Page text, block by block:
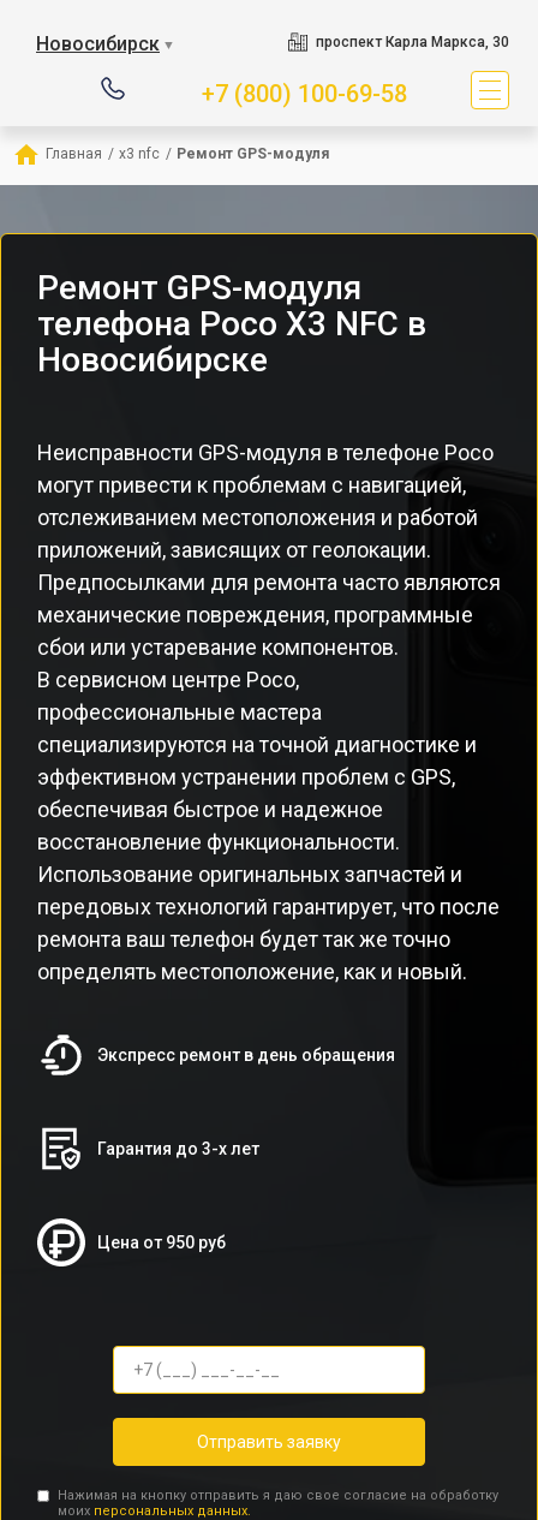
Новосибирск ▼ проспект Карла Маркса, 30
+7 (800) 100-69-58
Главная / x3 nfc / Ремонт GPS-модуля
Ремонт GPS-модуля
телефона Poco X3 NFC в
Новосибирске
Неисправности GPS-модуля в телефоне Poco
могут привести к проблемам с навигацией,
отслеживанием местоположения и работой
приложений, зависящих от геолокации.
Предпосылками для ремонта часто являются
механические повреждения, программные
сбои или устаревание компонентов.
В сервисном центре Poco,
профессиональные мастера
специализируются на точной диагностике и
эффективном устранении проблем с GPS,
обеспечивая быстрое и надежное
восстановление функциональности.
Использование оригинальных запчастей и
передовых технологий гарантирует, что после
ремонта ваш телефон будет так же точно
определять местоположение, как и новый.
Экспресс ремонт в день обращения
Гарантия до 3-х лет
Цена от 950 руб
Отправить заявку
Нажимая на кнопку отправить я даю свое согласие на обработку
моих персональных данных.